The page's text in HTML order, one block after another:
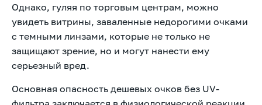
Однако, гуляя по торговым центрам, можно
увидеть витрины, заваленные недорогими очками
с темными линзами, которые не только не
защищают зрение, но и могут нанести ему
серьезный вред.
Основная опасность дешевых очков без UV-